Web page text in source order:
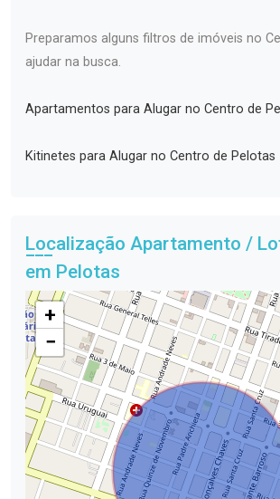
Preparamos alguns filtros de imóveis no
ajudar na busca.
Apartamentos para Alugar no Centro de
Kitinetes para Alugar no Centro de Pelotas
Localização Apartamento /
em Pelotas
+
−